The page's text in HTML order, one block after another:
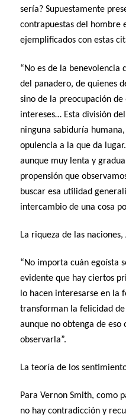
sería? Supuestamente
contrapuestas del hombre
ejemplificados con estas
“No es de la
del panadero, de quienes
sino de la preocupación de
intereses… Esta división
ninguna sabiduría
opulencia a la que da
aunque muy lenta y
propensión que
buscar esa utilidad
intercambio de una cosa
La riqueza de las
“No importa cuán egoísta
evidente que hay ciertos
lo hacen interesarse en la
transforman la felicidad
aunque no obtenga de eso
observarla”.
La teoría de los
Para Vernon Smith, como
no hay contradicción y